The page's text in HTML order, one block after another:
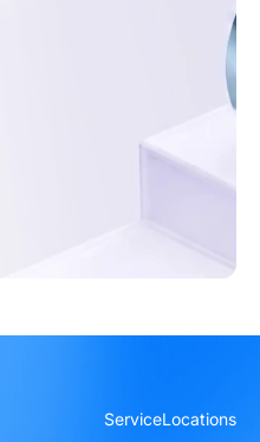
ServiceLocations